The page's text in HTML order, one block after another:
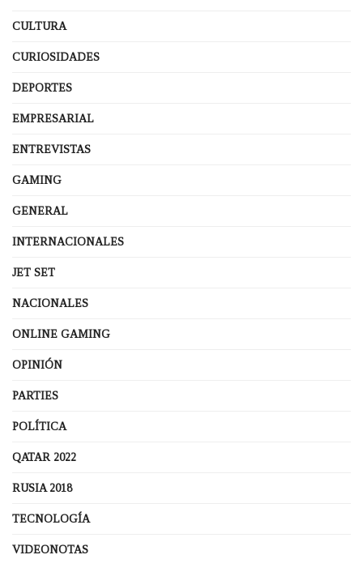
CULTURA
CURIOSIDADES
DEPORTES
EMPRESARIAL
ENTREVISTAS
GAMING
GENERAL
INTERNACIONALES
JET SET
NACIONALES
ONLINE GAMING
OPINIÓN
PARTIES
POLÍTICA
QATAR 2022
RUSIA 2018
TECNOLOGÍA
VIDEONOTAS